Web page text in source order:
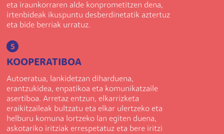
eta iraunkorraren alde konprometitzen dena,
irtenbideak ikuspuntu desberdinetatik aztertuz
eta bide berriak urratuz.
5
KOOPERATIBOA
Autoeratua, lankidetzan diharduena,
erantzukidea, enpatikoa eta komunikatzaile
asertiboa. Arretaz entzun, elkarrizketa
eraikitzaileak bultzatu eta elkar ulertzeko eta
helburu komuna lortzeko lan egiten duena,
askotariko iritziak errespetatuz eta bere iritzi